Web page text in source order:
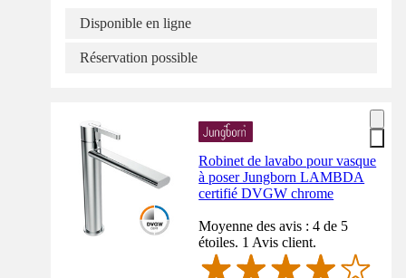
Disponible en ligne
Réservation possible
Robinet de lavabo pour vasque
à poser Jungborn LAMBDA
certifié DVGW chrome
Moyenne des avis : 4 de 5
étoiles. 1 Avis client.